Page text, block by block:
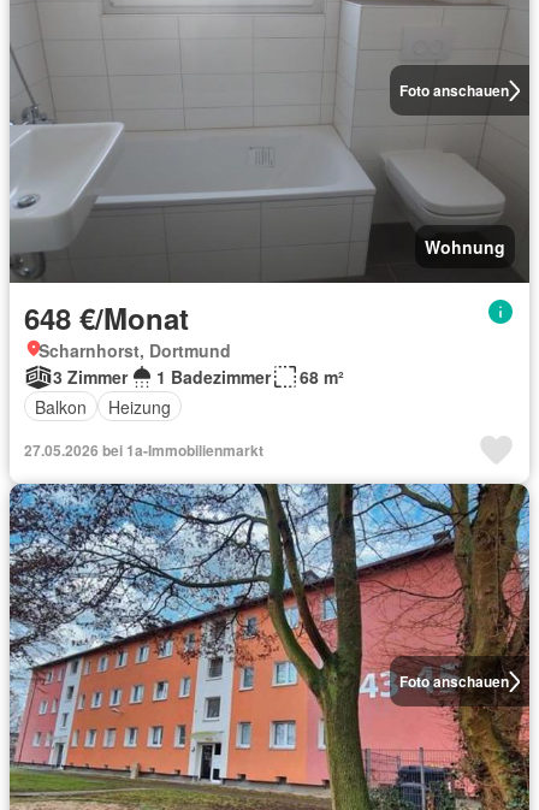
Foto anschauen
Wohnung
648 €/Monat
Scharnhorst, Dortmund
3 Zimmer
1 Badezimmer
68 m²
Balkon
Heizung
27.05.2026 bei 1a-Immobilienmarkt
Foto anschauen